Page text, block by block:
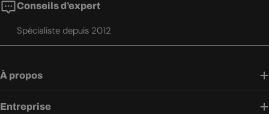
Conseils d’expert
Spécialiste depuis 2012
À propos
Entreprise